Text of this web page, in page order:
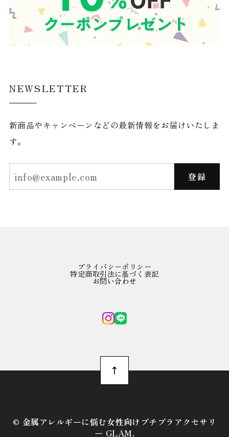
NEWSLETTER
新商品やキャンペーンなどの最新情報をお届けいたしま
す。
登録
プライバシーポリシー
特定商取引法に基づく表記
お問い合わせ
©︎ 金属アレルギーに悩む女性向けプチプラアクセサリ
ー GLAM.